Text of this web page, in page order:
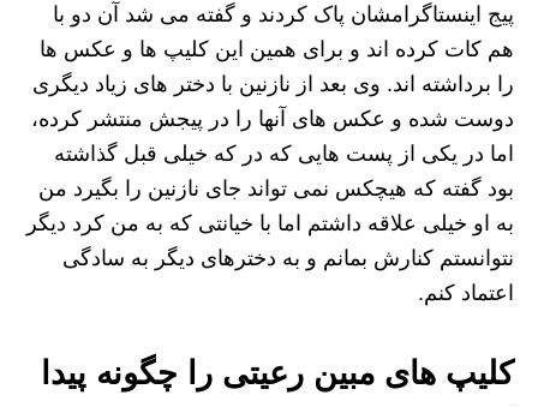
پیج اینستاگرامشان پاک کردند و گفته می شد آن دو با
هم کات کرده اند و برای همین این کلیپ ها و عکس ها
را برداشته اند. وی بعد از نازنین با دختر های زیاد دیگری
دوست شده و عکس های آنها را در پیجش منتشر کرده،
اما در یکی از پست هایی که در که خیلی قبل گذاشته
بود گفته که هیچکس نمی تواند جای نازنین را بگیرد من
به او خیلی علاقه داشتم اما با خیانتی که به من کرد دیگر
نتوانستم کنارش بمانم و به دخترهای دیگر به سادگی
اعتماد کنم.
کلیپ های مبین رعیتی را چگونه پیدا